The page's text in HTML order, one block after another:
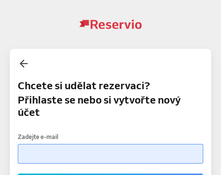
Chcete si udělat rezervaci?
Přihlaste se nebo si vytvořte nový
účet
Zadejte e-mail